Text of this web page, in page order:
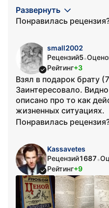
Развернуть
Понравилась
small2002
Рецензий5•
Рейтинг+3
Взял в подарок брату
Заинтересовало.
описано про то как
жизненных ситуациях.
Понравилась
Kassavetes
Рецензий1687•
Рейтинг+9